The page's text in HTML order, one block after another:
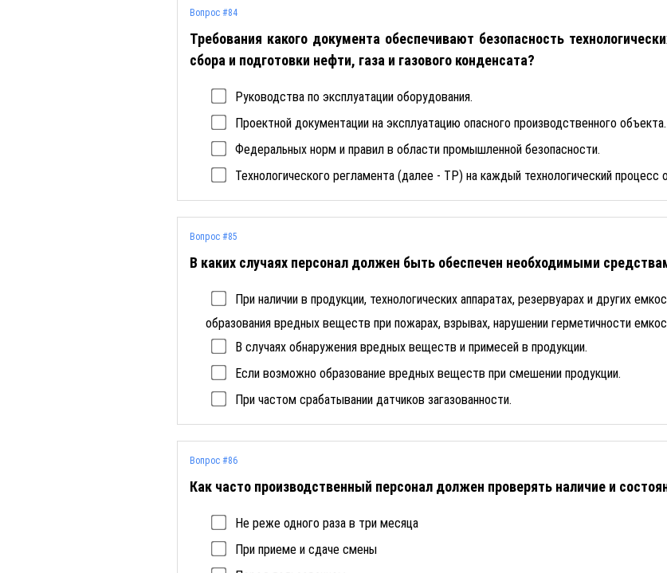
Вопрос #84
Требования какого документа обеспечивают безопасность
сбора и подготовки нефти, газа и газового конденсата?
Руководства по эксплуатации оборудования.
Проектной документации на эксплуатацию опасного производственного объекта.
Федеральных норм и правил в области промышленной безопасности.
Технологического регламента (далее - ТР) на каждый технологический процесс
Вопрос #85
В каких случаях персонал должен быть обеспечен необходимыми
При наличии в продукции, технологических аппаратах, резервуарах и других
образования вредных веществ при пожарах, взрывах, нарушении герметичности
В случаях обнаружения вредных веществ и примесей в продукции.
Если возможно образование вредных веществ при смешении продукции.
При частом срабатывании датчиков загазованности.
Вопрос #86
Как часто производственный персонал должен проверять наличие и
Не реже одного раза в три месяца
При приеме и сдаче смены